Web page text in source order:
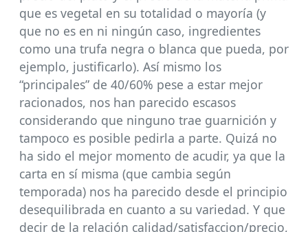
que es vegetal en su totalidad o mayoría (y
que no es en ni ningún caso, ingredientes
como una trufa negra o blanca que pueda, por
ejemplo, justificarlo). Así mismo los
“principales” de 40/60% pese a estar mejor
racionados, nos han parecido escasos
considerando que ninguno trae guarnición y
tampoco es posible pedirla a parte. Quizá no
ha sido el mejor momento de acudir, ya que la
carta en sí misma (que cambia según
temporada) nos ha parecido desde el principio
desequilibrada en cuanto a su variedad. Y que
decir de la relación calidad/satisfaccion/precio,